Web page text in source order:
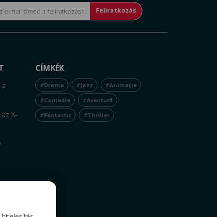
Feliratkozás
a
X-
CÍMKÉK
#Drama #Jazz #Animație
#Comedie #Aventură
#Fantastic #Thriller